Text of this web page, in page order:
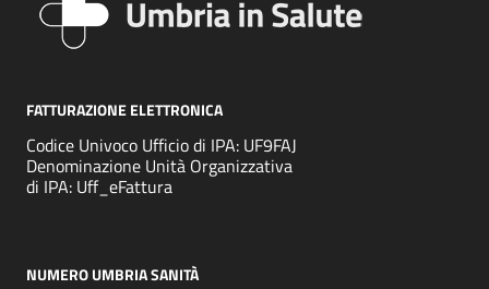
FATTURAZIONE ELETTRONICA
Codice Univoco Ufficio di IPA: UF9FAJ
Denominazione Unità Organizzativa
di IPA: Uff_eFattura
NUMERO UMBRIA SANITÀ